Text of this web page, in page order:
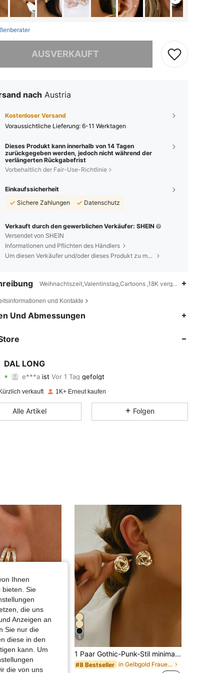
AUSVERKAUFT
Produkt ist ausverkauft.
nach Austria
Kostenloser Versand
Voraussichtliche Lieferung: 6-11 Werktagen
Dieses Produkt kann innerhalb von 14 Tagen
zurückgegeben werden, jedoch nicht während der
verlängerten Rückgabefrist
Vorbehaltlich der Fair-Use-Richtlinie
Einkaufssicherheit
Sichere Zahlungen
Datenschutz
Verkauft durch den gewerblichen Verkäufer: SHEIN
Versendet von SHEIN
Informationen und Pflichten des Händlers
Um diesen Verkäufer und/oder dieses Produkt zu melden
Weihnachtszeit,Valentinstag,Cartoons ,18K vergoldet
und Kontakte
Und Abmessungen
DAL LONG
4,90 52
4,90
e***a ist
4,90 Bewertung 52 Artikel 513
4,90 52
513
4,90
4,90
52
513
verkauft 1K+ Erneut kaufen
Alle Artikel Folgen
0,16€ sparen
glänzendes Ketten-Quasten-Design, geeignet für Party, Geschenk, Pendeln und täglichen Gebrauch
5
1 Paar Gothic-Punk-Stil minimalistische Cut Out Blumen Metall Ohrringe, modischer Schmuck Geschenk für Frauen, geeignet für Neujahrsparty, Ball, Urlaub
#8 Bestseller in Gelbgold Frauen Ohrringe
Ihnen
bieten. Sie
die uns
Anzeigen an
Sie nur die
diese in den
kann. Um
die von uns